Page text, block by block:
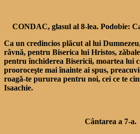
CONDAC, glasul al 8-lea. Podobie:
Ca un credincios plăcut al lui
râvnă, pentru Biserica lui Hristos,
pentru închiderea Bisericii, moartea lui
prooroceşte mai înainte ai spus,
roagă-te pururea pentru noi, cei ce te
Isaachie.
Cântarea a 7-a.